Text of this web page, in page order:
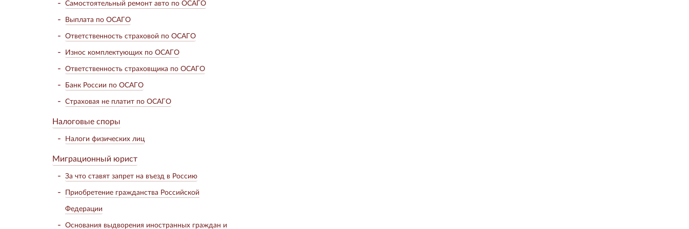
Самостоятельный ремонт авто по ОСАГО
Выплата по ОСАГО
Ответственность страховой по ОСАГО
Износ комплектующих по ОСАГО
Ответственность страховщика по ОСАГО
Банк России по ОСАГО
Страховая не платит по ОСАГО
Налоговые споры
Налоги физических лиц
Миграционный юрист
За что ставят запрет на въезд в Россию
Приобретение гражданства Российской
Федерации
Основания выдворения иностранных граждан и